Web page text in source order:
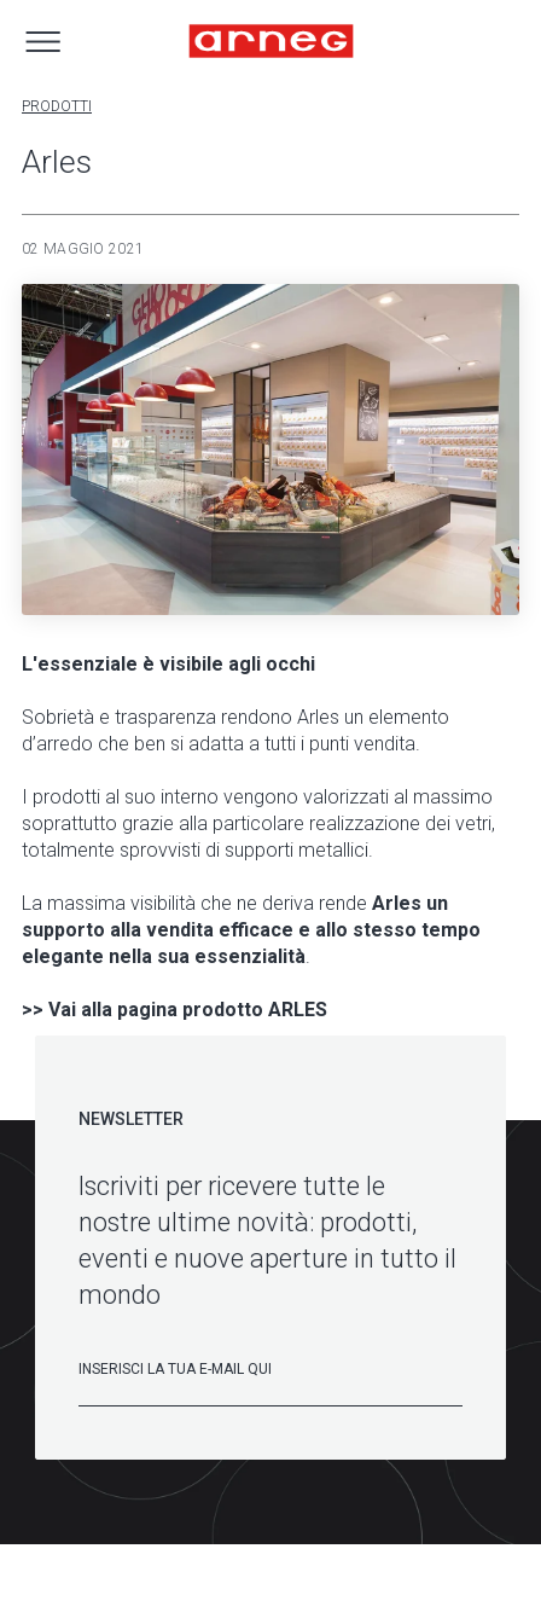
PRODOTTI
Arles
02 MAGGIO 2021
L'essenziale è visibile agli occhi
Sobrietà e trasparenza rendono Arles un elemento
d’arredo che ben si adatta a tutti i punti vendita.
I prodotti al suo interno vengono valorizzati al massimo
soprattutto grazie alla particolare realizzazione dei vetri,
totalmente sprovvisti di supporti metallici.
La massima visibilità che ne deriva rende Arles un
supporto alla vendita efficace e allo stesso tempo
elegante nella sua essenzialità
>> Vai alla pagina prodotto ARLES
NEWSLETTER
Iscriviti per ricevere tutte le
nostre ultime novità: prodotti,
eventi e nuove aperture in tutto il
mondo